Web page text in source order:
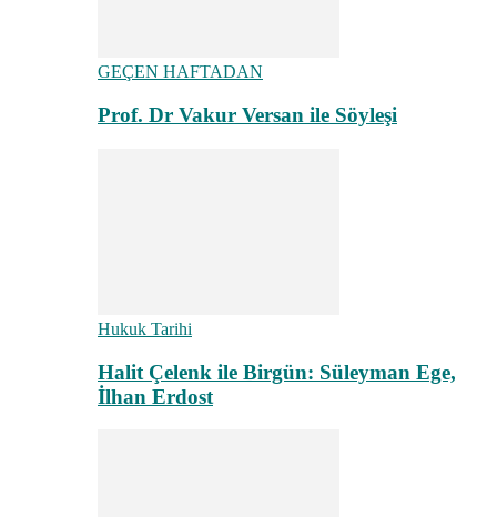
GEÇEN HAFTADAN
Prof. Dr Vakur Versan ile Söyleşi
Hukuk Tarihi
Halit Çelenk ile Birgün: Süleyman Ege,
İlhan Erdost